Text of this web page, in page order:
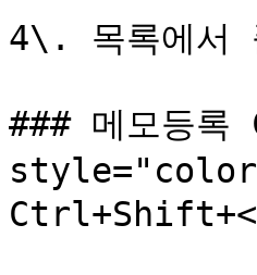
4\. 목록에서
### 메모등